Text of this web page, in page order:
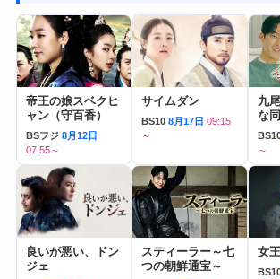
帝王の娘スベクヒ
ャン（守百香）
BSフジ 8月12日
07:55～
サイムダン
BS10 8月17日 09:15
～
九
な
～
良いが悪い、ドン
ジェ
スティーラー～七
つの朝鮮通宝～
女